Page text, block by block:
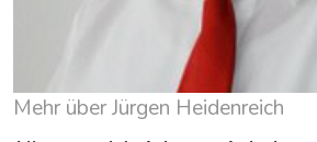
Mehr über Jürgen Heidenreich